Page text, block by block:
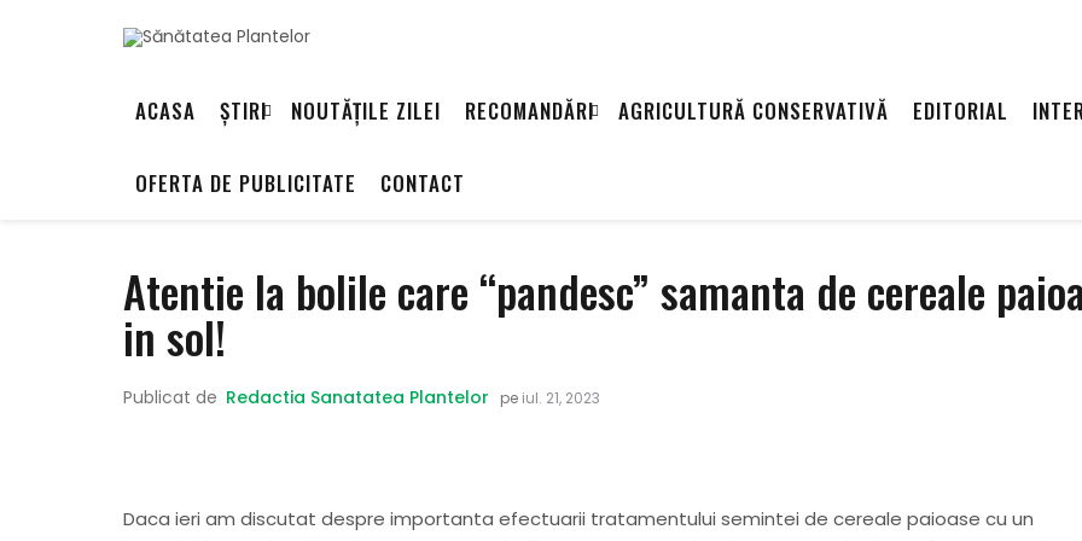
ACASA ȘTIRI NOUTĂȚILE ZILEI RECOMANDĂRI AGRICULTURĂ CONSERVATIVĂ EDITORIAL
OFERTA DE PUBLICITATE CONTACT
Atentie la bolile care “pandesc” samanta de cereale
in sol!
Publicat de Redactia Sanatatea Plantelor pe iul. 21, 2023
Daca ieri am discutat despre importanta efectuarii tratamentului semintei de cereale paioase cu un